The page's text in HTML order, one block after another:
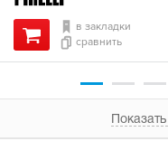
в закладки
сравнить